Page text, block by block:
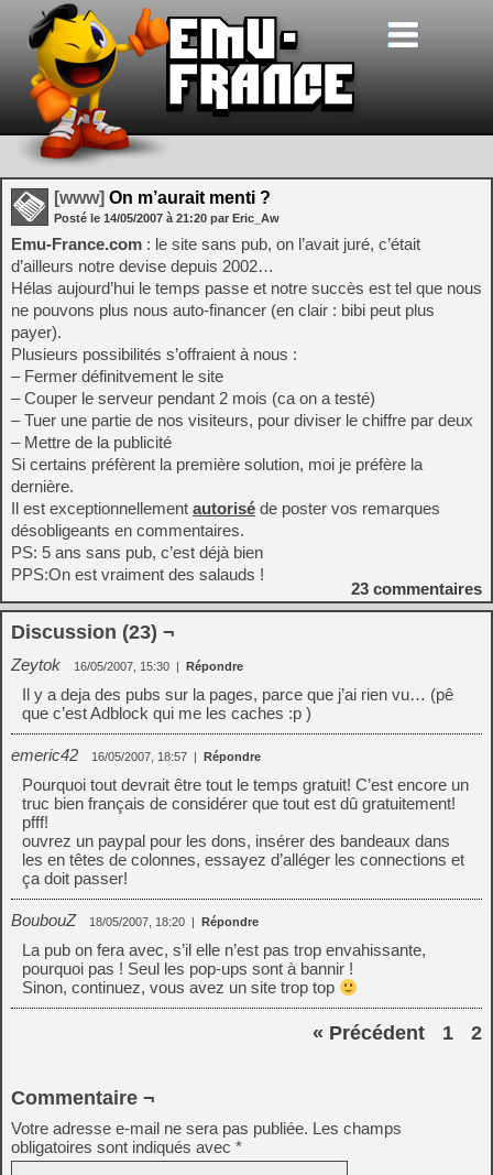
[www] On m’aurait menti ?
Posté le 14/05/2007 à 21:20 par Eric_Aw
Emu-France.com : le site sans pub, on l’avait juré, c’était
d’ailleurs notre devise depuis 2002…
Hélas aujourd’hui le temps passe et notre succès est tel que nous
ne pouvons plus nous auto-financer (en clair : bibi peut plus
payer).
Plusieurs possibilités s’offraient à nous :
– Fermer définitvement le site
– Couper le serveur pendant 2 mois (ca on a testé)
– Tuer une partie de nos visiteurs, pour diviser le chiffre par deux
– Mettre de la publicité
Si certains préfèrent la première solution, moi je préfère la
dernière.
Il est exceptionnellement autorisé de poster vos remarques
désobligeants en commentaires.
PS: 5 ans sans pub, c’est déjà bien
PPS:On est vraiment des salauds !
23 commentaires
Discussion (23) ¬
Zeytok 16/05/2007, 15:30 | Répondre
Il y a deja des pubs sur la pages, parce que j’ai rien vu… (pê
que c’est Adblock qui me les caches :p )
emeric42 16/05/2007, 18:57 | Répondre
Pourquoi tout devrait être tout le temps gratuit! C’est encore un
truc bien français de considérer que tout est dû gratuitement!
pfff!
ouvrez un paypal pour les dons, insérer des bandeaux dans
les en têtes de colonnes, essayez d’alléger les connections et
ça doit passer!
BoubouZ 18/05/2007, 18:20 | Répondre
La pub on fera avec, s’il elle n’est pas trop envahissante,
pourquoi pas ! Seul les pop-ups sont à bannir !
Sinon, continuez, vous avez un site trop top
« Précédent 1 2
Commentaire ¬
Votre adresse e-mail ne sera pas publiée. Les champs
obligatoires sont indiqués avec *